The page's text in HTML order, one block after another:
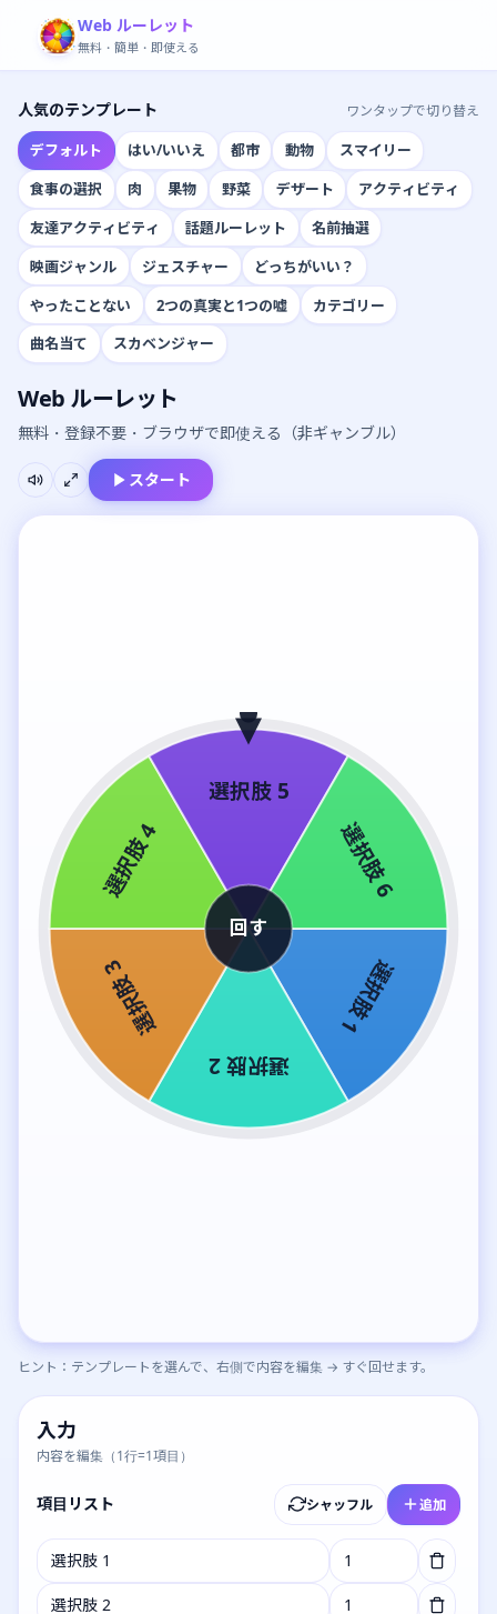
Web ルーレット
無料・簡単・即使える
人気のテンプレート ワンタップで切り替え
デフォルト はい/いいえ 都市 動物
スマイリー
食事の選択
肉 果物 野菜 デザート
アクティビティ
友達アクティビティ
話題ルーレット
名前抽選
映画ジャンル
ジェスチャー
どっちがいい？
やったことない
2つの真実と1つの嘘
カテゴリー
曲名当て
スカベンジャー
Web ルーレット
無料・登録不要・ブラウザで即使える（非ギャンブル）
スタート
ヒント：テンプレートを選んで、右側で内容を編集 → すぐ回せます。
入力
内容を編集（1行=1項目）
項目リスト シャッフル 追加